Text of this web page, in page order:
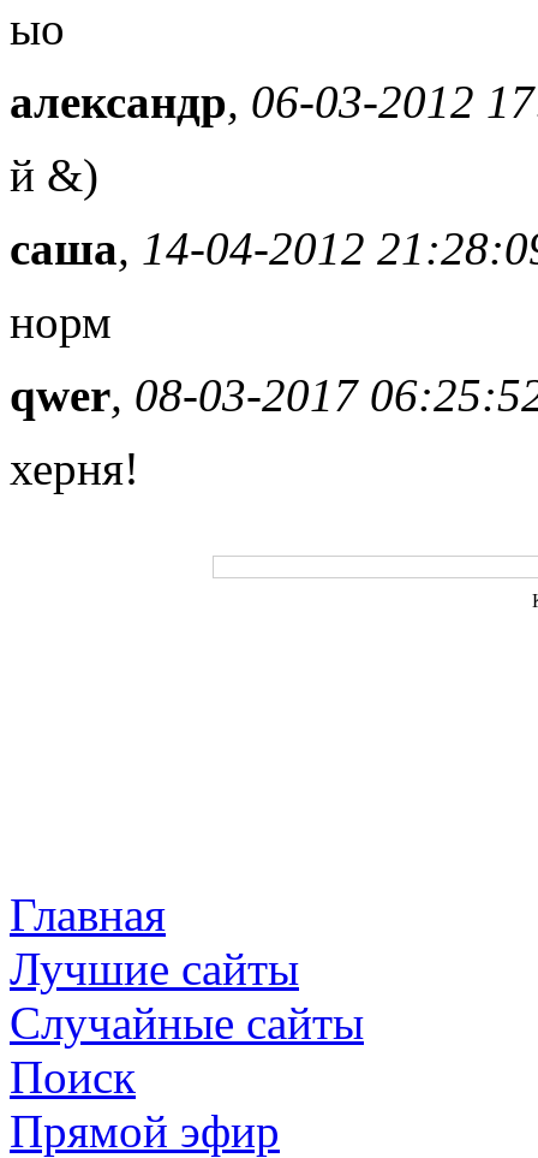
ыо
александр, 06-03-2012
й &)
саша, 14-04-2012
норм
qwer, 08-03-2017
херня!
Главная
Лучшие сайты
Случайные сайты
Поиск
Прямой эфир